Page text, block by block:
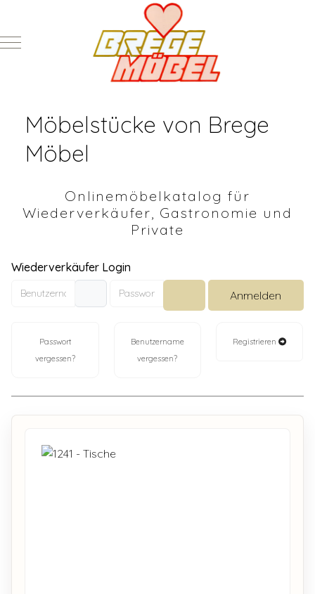
Mobile Menu Toggle
Möbelstücke von Brege
Möbel
Onlinemöbelkatalog für
Wiederverkäufer, Gastronomie und
Private
Wiederverkäufer Login
Benutzername
Passwort
Passwort anzeigen
Anmelden
Passwort
vergessen?
Benutzername
vergessen?
Registrieren